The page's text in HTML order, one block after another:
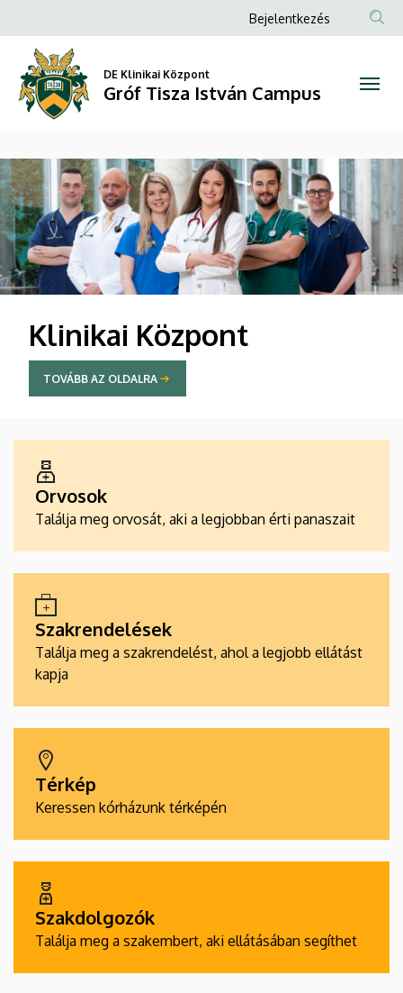
Tisza
István
Campus
Anonim
menüje
Bejelentkezés
DE Klinikai Központ
Gróf Tisza István Campus
Klinikai Központ
TOVÁBB AZ OLDALRA
Orvosok
Találja meg orvosát, aki a legjobban érti panaszait
Szakrendelések
Találja meg a szakrendelést, ahol a legjobb ellátást
kapja
Térkép
Keressen kórházunk térképén
Szakdolgozók
Találja meg a szakembert, aki ellátásában segíthet